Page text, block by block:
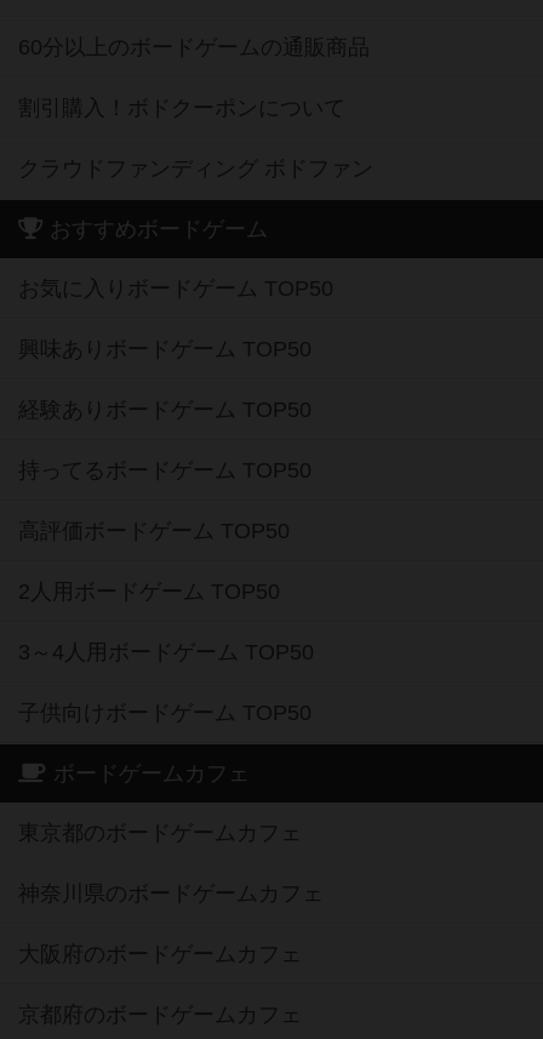
60分以上のボードゲームの通販商品
割引購入！ボドクーポンについて
クラウドファンディング ボドファン
おすすめボードゲーム
お気に入りボードゲーム TOP50
興味ありボードゲーム TOP50
経験ありボードゲーム TOP50
持ってるボードゲーム TOP50
高評価ボードゲーム TOP50
2人用ボードゲーム TOP50
3～4人用ボードゲーム TOP50
子供向けボードゲーム TOP50
ボードゲームカフェ
東京都のボードゲームカフェ
神奈川県のボードゲームカフェ
大阪府のボードゲームカフェ
京都府のボードゲームカフェ